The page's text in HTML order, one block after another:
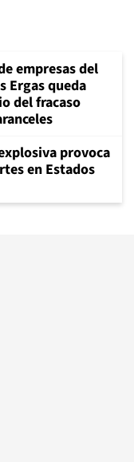
empresas del
Ergas queda
del fracaso
provoca
en Estados